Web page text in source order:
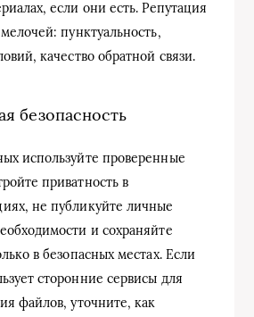
если они есть. Репутация
пунктуальность,
качество обратной связи.
безопасность
используйте проверенные
приватность в
не публикуйте личные
и сохраняйте
в безопасных местах. Если
сторонние сервисы для
файлов, уточните, как